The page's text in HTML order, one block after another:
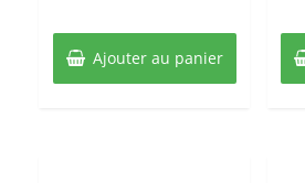
Ajouter au panier